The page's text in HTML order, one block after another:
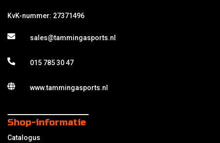
KvK-nummer: 27371496
sales@tammingasports.nl
015 785 30 47
www.tammingasports.nl
Shop-informatie
Catalogus